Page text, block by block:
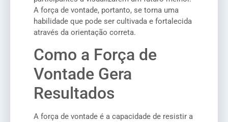
A força de vontade, portanto, se torna uma
habilidade que pode ser cultivada e fortalecida
através da orientação correta.
Como a Força de
Vontade Gera
Resultados
A força de vontade é a capacidade de resistir a